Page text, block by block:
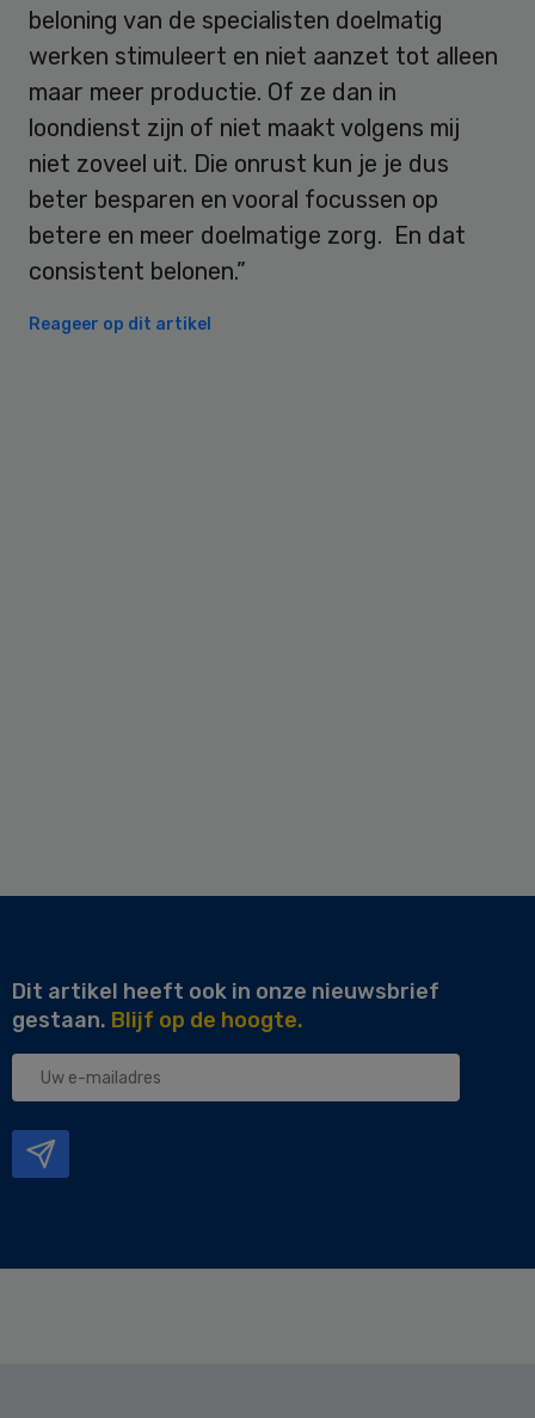
beloning van de specialisten doelmatig
werken stimuleert en niet aanzet tot alleen
maar meer productie. Of ze dan in
loondienst zijn of niet maakt volgens mij
niet zoveel uit. Die onrust kun je je dus
beter besparen en vooral focussen op
betere en meer doelmatige zorg. En dat
consistent belonen.”
Reageer op dit artikel
Dit artikel heeft ook in onze nieuwsbrief
gestaan. Blijf op de hoogte.
Uw